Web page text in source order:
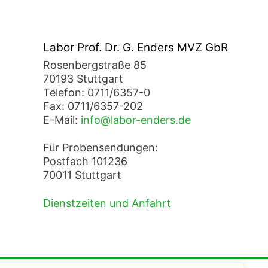
Labor Prof. Dr. G. Enders MVZ GbR
Rosenbergstraße 85
70193 Stuttgart
Telefon: 0711/6357-0
Fax: 0711/6357-202
E-Mail: info@labor-enders.de
Für Probensendungen:
Postfach 101236
70011 Stuttgart
Dienstzeiten und Anfahrt